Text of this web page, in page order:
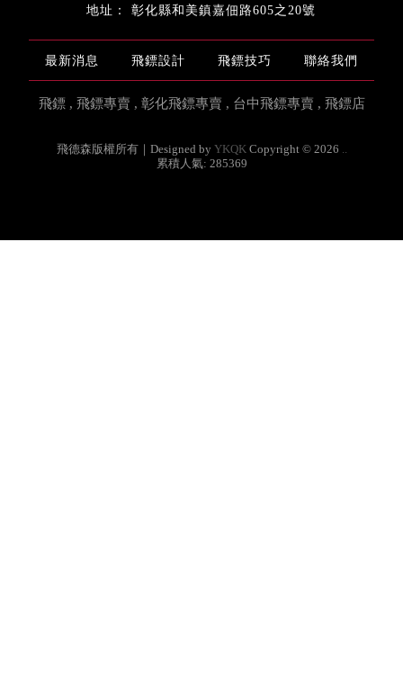
彰化縣和美鎮嘉佃路605之20號
最新消息 飛鏢設計 飛鏢技巧 聯絡我們
飛鏢 飛鏢專賣 彰化飛鏢專賣 台中飛鏢專賣 飛鏢店
飛德森版權所有｜Designed by YKQK Copyright © 2026
累積人氣: 285369